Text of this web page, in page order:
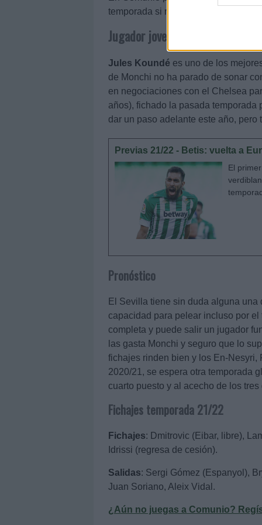
temporada si rinde a su mejor nivel.
Jugador joven a seguir
Jules Koundé es uno de los
de Monchi no ha parado de sonar
en negociaciones con el Chelsea
años), fichado la pasada
dar un paso adelante este año,
Previas 21/22 - Betis: vuelta a
El
Pronóstico
El Sevilla tiene sin duda alguna
capacidad para pelear incluso por
completa y puede salir un jugador
las gasta Monchi y seguro que lo
fichajes rinden bien y los En-Nesyri,
2020/21, se espera otra temporada
cuarto puesto y al acecho de los tres
Fichajes temporada 21/22
Fichajes: Dmitrovic (Eibar, libre),
Idrissi (regresa de cesión).
Salidas: Sergi Gómez (Espanyol),
Juan Soriano, Aleix Vidal.
¿Aún no juegas a Comunio?